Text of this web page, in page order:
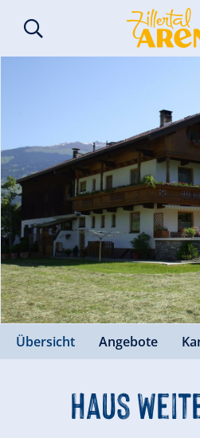
Übersicht Angebote
Haus